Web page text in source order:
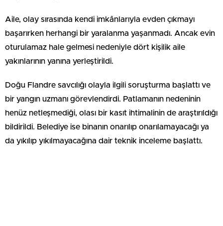
Aile, olay sırasında kendi imkânlarıyla evden çıkmayı
başarırken herhangi bir yaralanma yaşanmadı. Ancak evin
oturulamaz hale gelmesi nedeniyle dört kişilik aile
yakınlarının yanına yerleştirildi.
Doğu Flandre savcılığı olayla ilgili soruşturma başlattı ve
bir yangın uzmanı görevlendirdi. Patlamanın nedeninin
henüz netleşmediği, olası bir kasıt ihtimalinin de araştırıldığı
bildirildi. Belediye ise binanın onarılıp onarılamayacağı ya
da yıkılıp yıkılmayacağına dair teknik inceleme başlattı.